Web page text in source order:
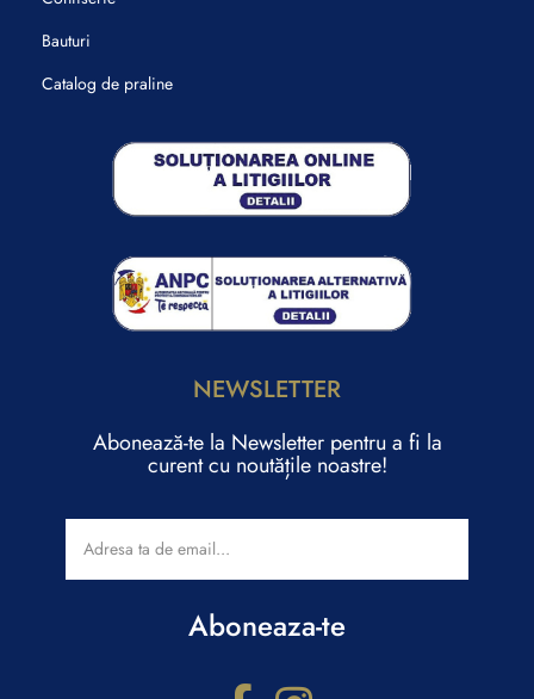
Bauturi
Catalog de praline
NEWSLETTER
Abonează-te la Newsletter pentru a fi la
curent cu noutățile noastre!
Aboneaza-te